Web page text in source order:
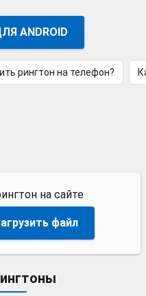
ANDROID
рингтон на телефон?
на сайте
файл